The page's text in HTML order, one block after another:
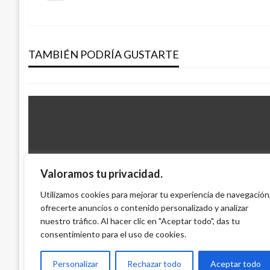
Valoramos tu privacidad.
Utilizamos cookies para mejorar tu experiencia de navegación,
ofrecerte anuncios o contenido personalizado y analizar
nuestro tráfico. Al hacer clic en "Aceptar todo", das tu
consentimiento para el uso de cookies.
Personalizar Rechazar todo Aceptar todo
entradas
TAMBIÉN PODRÍA GUSTARTE
soborno al exmagistrado Francisco Javier
Ariel Cabrera viernes septiembre 22, 2017
NACIONAL
Libreta militar ya no sería necesaria
universidad
Iván Briceño martes noviembre 4, 2014